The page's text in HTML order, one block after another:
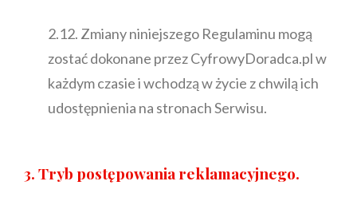
2.12. Zmiany niniejszego Regulaminu mogą
zostać dokonane przez CyfrowyDoradca.pl w
każdym czasie i wchodzą w życie z chwilą ich
udostępnienia na stronach Serwisu.
3. Tryb postępowania reklamacyjnego.